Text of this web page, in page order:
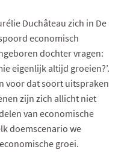
Duchâteau zich in De
economisch
dochter vragen:
eigenlijk altijd groeien?’.
voor dat soort uitspraken
zijn zich allicht niet
van economische
doemscenario we
groei.